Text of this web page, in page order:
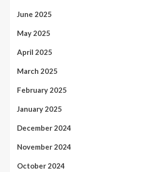
June 2025
May 2025
April 2025
March 2025
February 2025
January 2025
December 2024
November 2024
October 2024